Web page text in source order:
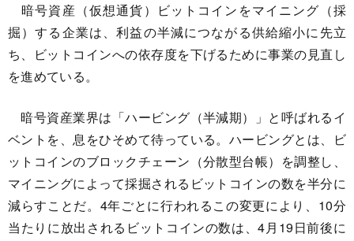
暗号資産（仮想通貨）ビットコインをマイニング（採
掘）する企業は、利益の半減につながる供給縮小に先立
ち、ビットコインへの依存度を下げるために事業の見直し
を進めている。
暗号資産業界は「ハービング（半減期）」と呼ばれるイ
ベントを、息をひそめて待っている。ハービングとは、ビ
ットコインのブロックチェーン（分散型台帳）を調整し、
マイニングによって採掘されるビットコインの数を半分に
減らすことだ。4年ごとに行われるこの変更により、10分
当たりに放出されるビットコインの数は、4月19日前後に